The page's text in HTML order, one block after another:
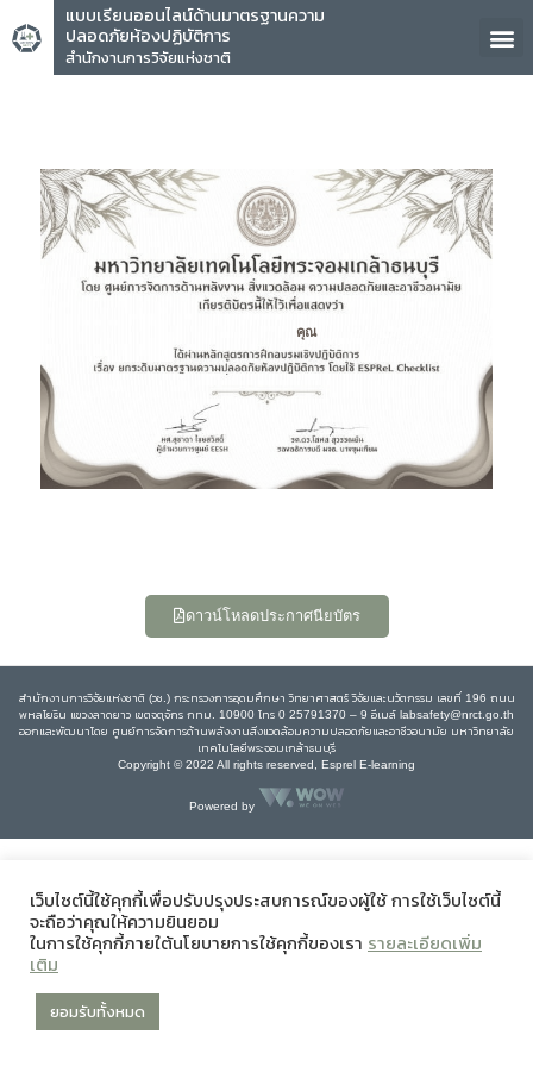
แบบเรียนออนไลน์ด้านมาตรฐานความ
ปลอดภัยห้องปฏิบัติการ
สำนักงานการวิจัยแห่งชาติ
คุณ
ดาวน์โหลดประกาศนียบัตร
สำนักงานการวิจัยแห่งชาติ (วช.) กระทรวงการอุดมศึกษา วิทยาศาสตร์ วิจัยและนวัตกรรม เลขที่ 196 ถนน
พหลโยธิน แขวงลาดยาว เขตจตุจักร กทม. 10900 โทร 0 25791370 – 9 อีเมล์ labsafety@nrct.go.th
ออกและพัฒนาโดย ศูนย์การจัดการด้านพลังงานสิ่งแวดล้อมความปลอดภัยและอาชีวอนามัย มหาวิทยาลัย
เทคโนโลยีพระจอมเกล้าธนบุรี
Copyright © 2022 All rights reserved, Esprel E-learning
Powered by
เว็บไซต์นี้ใช้คุกกี้เพื่อปรับปรุงประสบการณ์ของผู้ใช้ การใช้เว็บไซต์นี้
จะถือว่าคุณให้ความยินยอม
ในการใช้คุกกี้ภายใต้นโยบายการใช้คุกกี้ของเรา รายละเอียดเพิ่ม
เติม
ยอมรับทั้งหมด